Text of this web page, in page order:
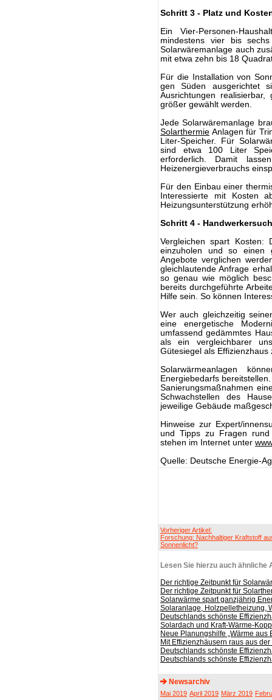
Schritt 3 - Platz und
Ein Vier-Personen-
mindestens vier bis
Solarwäremanlage auch
mit etwa zehn bis 18
Für die Installation von
gen Süden ausgerichtet
Ausrichtungen realisierbar,
größer gewählt werden.
Jede Solarwäremanlage
Solarthermie Anlagen für
Liter-Speicher. Für
sind etwa 100 Liter
erforderlich. Damit
Heizenergieverbrauchs
Für den Einbau einer
Interessierte mit Kosten
Heizungsunterstützung
Schritt 4 -
Vergleichen spart Kosten:
einzuholen und so einen
Angebote verglichen
gleichlautende Anfrage
so genau wie möglich
bereits durchgeführte
Hilfe sein. So können
Wer auch gleichzeitig
eine energetische
umfassend gedämmtes
als ein vergleichbarer
Gütesiegel als
Solarwärmeanlagen
Energiebedarfs
Sanierungsmaßnahmen
Schwachstellen des
jeweilige Gebäude
Hinweise zur Expert/
und Tipps zu Fragen
stehen im Internet unter
Quelle: Deutsche Energie-
Vorheriger Artikel:
Forschung: Nachhaltiger Kraftstoff
Sonnenlicht?
Lesen Sie hierzu auch ähnliche
Der richtige Zeitpunkt für
Der richtige Zeitpunkt für
Solarwärme spart ganzjährig
Solaranlage, Holzpelletheizung,
Deutschlands schönste
Solardach und Kraft-Wärme-
Neue Planungshilfe „Wärme aus
Mit Effizienzhäusern raus aus
Deutschlands schönste
Deutschlands schönste
Newsarchiv
Mai 2019 April 2019 März 2019